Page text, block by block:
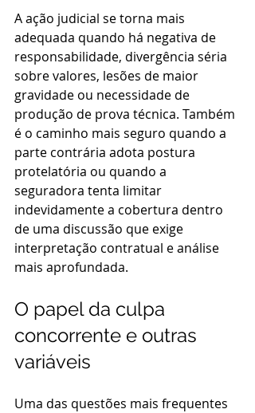
A ação judicial se torna mais
adequada quando há negativa de
responsabilidade, divergência séria
sobre valores, lesões de maior
gravidade ou necessidade de
produção de prova técnica. Também
é o caminho mais seguro quando a
parte contrária adota postura
protelatória ou quando a
seguradora tenta limitar
indevidamente a cobertura dentro
de uma discussão que exige
interpretação contratual e análise
mais aprofundada.
O papel da culpa
concorrente e outras
variáveis
Uma das questões mais frequentes